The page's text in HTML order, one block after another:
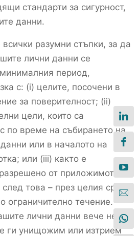
стандарти за сигурност,
данни.
разумни стъпки, за да
лични данни се
период,
с: (i) целите, посочени в
за поверителност; (ii)
цели, които са
по време на събирането на
или в началото на
или (iii) както е
от приложимото
това – през целия срок
ограничително течение.
лични данни вече не са
ги унищожим или изтрием